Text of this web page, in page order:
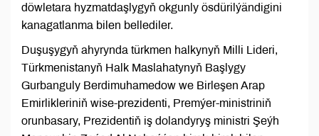
döwletara hyzmatdaşlygyň okgunly ösdürilýändigini
kanagatlanma bilen bellediler.
Duşuşygyň ahyrynda türkmen halkynyň Milli Lideri,
Türkmenistanyň Halk Maslahatynyň Başlygy
Gurbanguly Berdimuhamedow we Birleşen Arap
Emirlikleriniň wise-prezidenti, Premýer-ministriniň
orunbasary, Prezidentiň iş dolandyryş ministri Şeýh